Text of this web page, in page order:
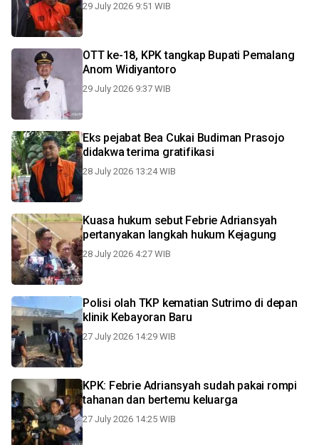
29 July 2026 9:51 WIB
OTT ke-18, KPK tangkap Bupati Pemalang
Anom Widiyantoro
29 July 2026 9:37 WIB
Eks pejabat Bea Cukai Budiman Prasojo
didakwa terima gratifikasi
28 July 2026 13:24 WIB
Kuasa hukum sebut Febrie Adriansyah
pertanyakan langkah hukum Kejagung
28 July 2026 4:27 WIB
Polisi olah TKP kematian Sutrimo di depan
klinik Kebayoran Baru
27 July 2026 14:29 WIB
KPK: Febrie Adriansyah sudah pakai rompi
tahanan dan bertemu keluarga
27 July 2026 14:25 WIB